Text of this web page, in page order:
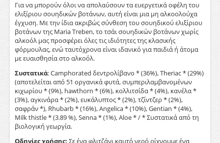
Για να μπορούν όλοι να απολαύσουν τα ευεργετικά οφέλη του
ελιξίριου σουηδικών βοτάνων, αυτή είναι μια μη αλκοολούχα
έγχυση. Με την ίδια ακριβώς σύνθεση του σουηδικού ελιξίριου
βοτάνων της Maria Treben, το τσάι σουηδικών βοτάνων χωρίς
αλκοόλ μας προσφέρει όλες τις ιδιότητες της κλασικής
φόρμουλας, ενώ ταυτόχρονα είναι ιδανικό για παιδιά ή άτομα
με ευαισθησία στο αλκοόλ.
Συστατικά: Camphorated δεντρολίβανο * (36%), Theriac * (29%)
(αποτελείται από 51 οργανικά φυτά, συμπεριλαμβανομένων
κιχωρίου * (9%), hawthorn * (6%), κολλιτσίδα * (4%), κανέλα *
(3%), αγκινάρα * (2%), ευκάλυπτος * (2%), τζίντζερ * (2%),
σαφράν *), Rhubarb * (16%), Angelica * (10%), Gentian * (4%),
Milk thistle * (3.89 %), Senna * (1%), Aloe * / * Συστατικά από τη
βιολογική γεωργία.
Οδηγίες χρήσης: Σε ένα φλιτζάνι καυτό νερό ρίχνουμε ένα